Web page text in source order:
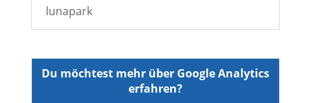
lunapark
Du möchtest mehr über Google Analytics
erfahren?